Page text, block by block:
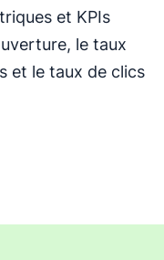
et KPIs
le taux
et le taux de clics